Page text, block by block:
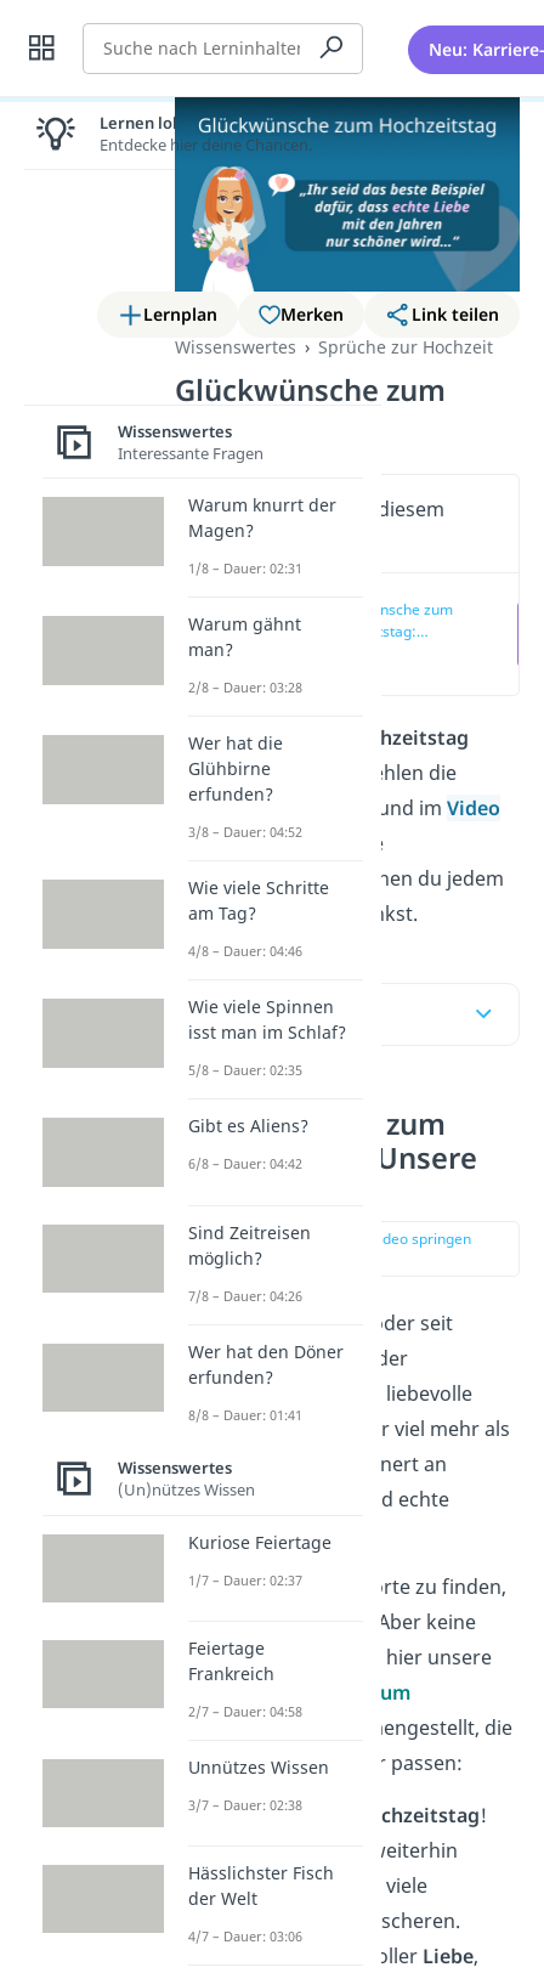
Suche Neu:
Lernplan Merken
Link teilen
Wissenswertes
Sprüche zur Hochzeit
Glückwünsche zum
Hochzeitstag
Wichtige Inhalte in diesem
Video
Glückwünsche zum
Hochzeitstag:
Du möchtest zum
Hochzeitstag
gratulieren, aber dir fehlen die
richtigen Worte? Hier und imVideo
findest du berührende
Glückwünsche, mit denen du jedem
Paar ein Lächeln schenkst.
Inhaltsübersicht
Glückwünsche zum
Hochzeitstag: Unsere
zur Stelle im Video springen
Ob frisch verheiratet oder seit
Jahrzehnten ein Paar, der
Hochzeitstag
verdient liebevolle
Worte. Schließlich ist er viel mehr als
nur ein
. Er erinnert an
gemeinsame Wege
und echte
Gefühle.
Dafür die richtigen Worte zu finden,
ist nicht immer leicht. Aber keine
Sorge — wir haben dir hier unsere
Top 5 Glückwünsche zum
Hochzeitstag
zusammengestellt, die
zu ziemlich jedem Paar passen:
Alles Liebe zum
Hochzeitstag!
weiterhin
wachsen und euch viele
glückliche Jahre bescheren.
Ein weiteres Jahr voller Liebe,
Lernen lohnt sich!
Entdecke hier deine Chancen.
Wissenswertes
Interessante Fragen
Warum knurrt der
Magen?
1/8 – Dauer: 02:31
Warum gähnt
man?
2/8 – Dauer: 03:28
Wer hat die
Glühbirne
erfunden?
3/8 – Dauer: 04:52
Wie viele Schritte
am Tag?
4/8 – Dauer: 04:46
Wie viele Spinnen
isst man im Schlaf?
5/8 – Dauer: 02:35
Gibt es Aliens?
6/8 – Dauer: 04:42
Sind Zeitreisen
möglich?
7/8 – Dauer: 04:26
Wer hat den Döner
erfunden?
8/8 – Dauer: 01:41
Wissenswertes
(Un)nützes Wissen
Kuriose Feiertage
1/7 – Dauer: 02:37
Feiertage
Frankreich
2/7 – Dauer: 04:58
Unnützes Wissen
3/7 – Dauer: 02:38
Hässlichster Fisch
der Welt
4/7 – Dauer: 03:06